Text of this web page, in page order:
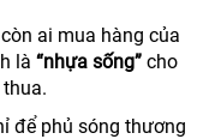
ai mua hàng của
là “nhựa sống” cho
để phủ sóng thương